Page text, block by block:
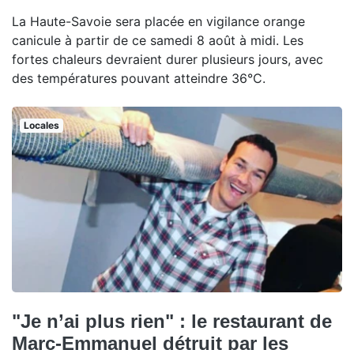
La Haute-Savoie sera placée en vigilance orange
canicule à partir de ce samedi 8 août à midi. Les
fortes chaleurs devraient durer plusieurs jours, avec
des températures pouvant atteindre 36°C.
Locales
"Je n’ai plus rien" : le restaurant de
Marc-Emmanuel détruit par les